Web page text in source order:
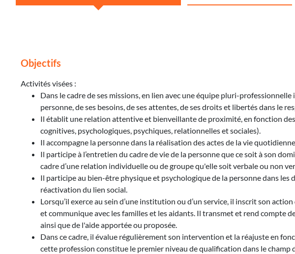
Objectifs
Activités visées :
Dans le cadre de ses missions, en lien avec une équipe pluri-
personne, de ses besoins, de ses attentes, de ses droits et libertés dans le
Il établit une relation attentive et bienveillante de proximité, en fonction
cognitives, psychologiques, psychiques, relationnelles et sociales).
Il accompagne la personne dans la réalisation des actes de la vie
Il participe à l’entretien du cadre de vie de la personne que ce soit à son
cadre d’une relation individuelle ou de groupe qu'elle soit verbale ou non
Il participe au bien-être physique et psychologique de la personne dans les
réactivation du lien social.
Lorsqu’il exerce au sein d’une institution ou d’un service, il inscrit son
et communique avec les familles et les aidants. Il transmet et rend compte
ainsi que de l'aide apportée ou proposée.
Dans ce cadre, il évalue régulièrement son intervention et la réajuste en
cette profession constitue le premier niveau de qualification dans le champ